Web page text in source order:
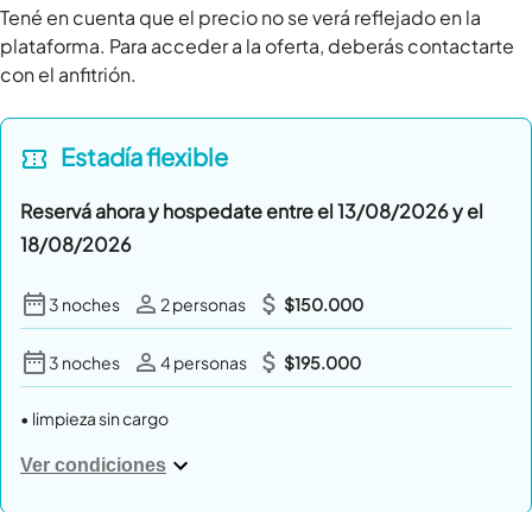
Tené en cuenta que el precio no se verá reflejado en la
plataforma. Para acceder a la oferta, deberás contactarte
con el anfitrión.
Estadíaflexible
Reservá ahora y hospedate entre el 13/08/2026 y el
18/08/2026
3 noches 2personas $150.000
3 noches 4personas $195.000
• limpieza sin cargo
Ver condiciones